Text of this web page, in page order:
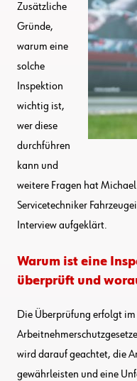
Zusätzliche
Gründe,
warum eine
solche
Inspektion
wichtig ist,
wer diese
durchführen
kann und
weitere Fragen hat
Servicetechniker
Interview aufgeklärt.
Warum ist eine
überprüft und
Die Überprüfung erfolgt im
wird darauf geachtet, die
gewährleisten und eine